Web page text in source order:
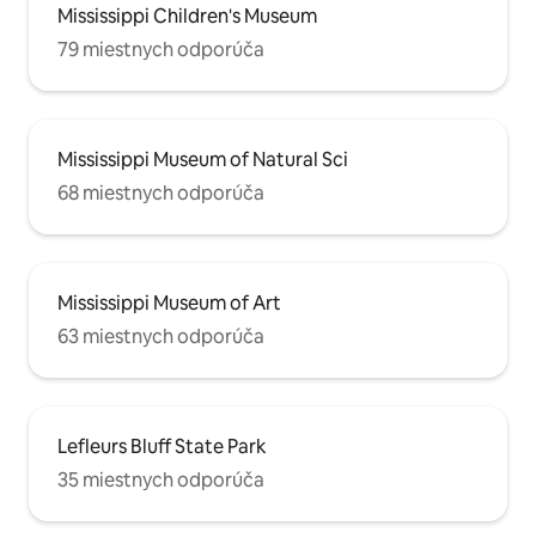
Mississippi Children's Museum
79 miestnych odporúča
Mississippi Museum of Natural Sci
68 miestnych odporúča
Mississippi Museum of Art
63 miestnych odporúča
Lefleurs Bluff State Park
35 miestnych odporúča